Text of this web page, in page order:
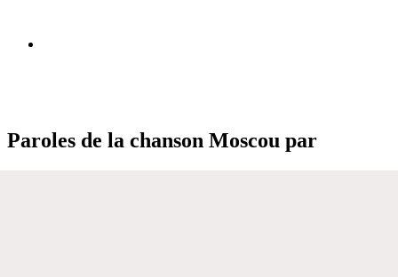
Paroles de la chanson Moscou par